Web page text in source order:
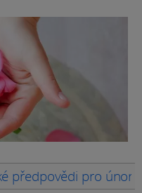
předpovědi pro únor